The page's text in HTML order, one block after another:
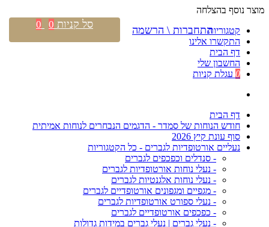
מוצר נוסף בהצלחה
קטגוריות
התקשרו אלינו
דף הבית
החשבון שלי
0 עגלת קניות
דף הבית
חודש הנוחות של סמדר - הדגמים הנבחרים לנוחות אמיתית
סוף עונת קיץ 2026
נעליים אורטופדיות לגברים - כל הקטגוריות
- סנדלים וכפכפים לגברים
- נעלי נוחות אורטופדיות לגברים
- נעלי נוחות אלגנטיות לגברים
- מגפיים ומגפונים אורטופדיים לגברים
- נעלי ספורט אורטופדיות לגברים
- כפכפים אורטופדיים לגברים
- נעלי גברים | נעלי גברים במידות גדולות
התחברות \ הרשמה סל קניות 0
0